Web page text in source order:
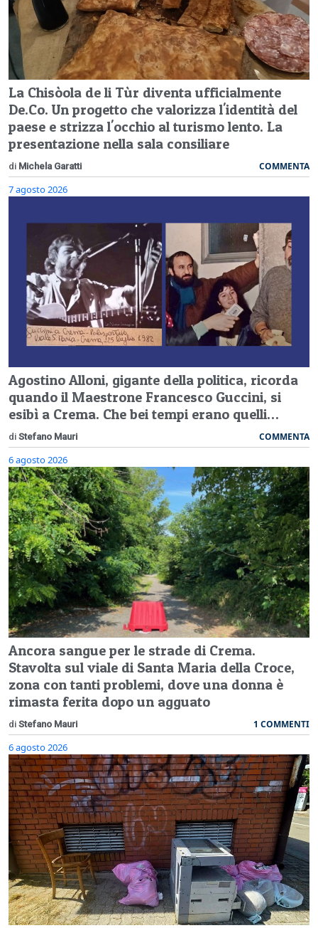
La Chisòola de li Tùr diventa ufficialmente
De.Co. Un progetto che valorizza l'identità del
paese e strizza l'occhio al turismo lento. La
presentazione nella sala consiliare
di Michela Garatti COMMENTA
7 agosto 2026
Agostino Alloni, gigante della politica, ricorda
quando il Maestrone Francesco Guccini, si
esibì a Crema. Che bei tempi erano quelli…
di Stefano Mauri COMMENTA
6 agosto 2026
Ancora sangue per le strade di Crema.
Stavolta sul viale di Santa Maria della Croce,
zona con tanti problemi, dove una donna è
rimasta ferita dopo un agguato
di Stefano Mauri 1 COMMENTI
6 agosto 2026